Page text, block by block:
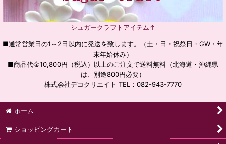
シュガークラフトアイテム↑
■通常営業日の1～2日以内に発送を致します。（土・日・祝祭日・GW・年
末年始休み）
■商品代金10,800円（税込）以上のご注文で送料無料（北海道・沖縄県
は、別途800円必要）
株式会社デコクリエイト TEL：082-943-7770
ホーム
ショッピングカート